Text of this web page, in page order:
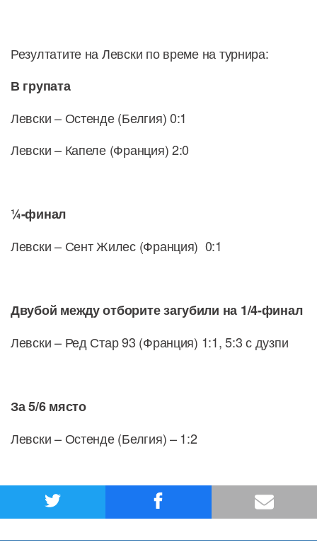
Резултатите на Левски по време на турнира:
В групата
Левски – Остенде (Белгия) 0:1
Левски – Капеле (Франция) 2:0
¼-финал
Левски – Сент Жилес (Франция) 0:1
Двубой между отборите загубили на 1/4-финал
Левски – Ред Стар 93 (Франция) 1:1, 5:3 с дузпи
За 5/6 място
Левски – Остенде (Белгия) – 1:2